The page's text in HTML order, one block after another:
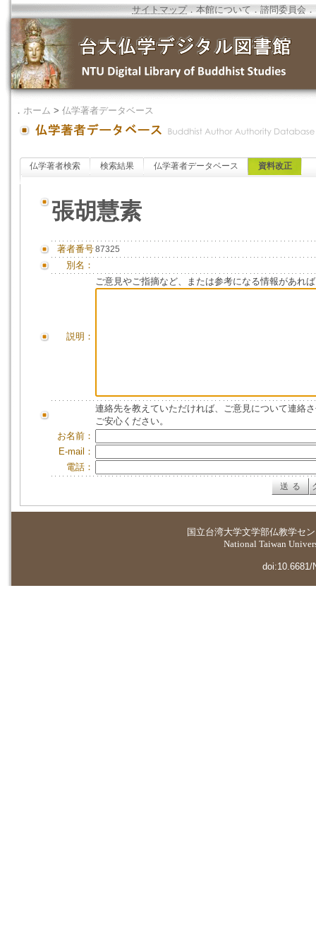
サイトマップ．本館について ．諮問委員会 ．
． ホーム > 仏学著者データベース
仏学著者検索 検索結果 仏学著者データベース 資料改正
張胡慧素
著者番号87325
別名：
説明：
ご意見やご指摘など、または参考になる情報があれ
連絡先を教えていただければ、ご意見について連絡
ご安心ください。
お名前：
E-mail：
電話：
国立台湾大学文学部仏教学セ
National Taiwan
doi:10.6681/